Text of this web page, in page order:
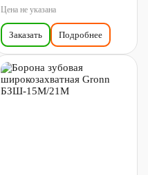
Цена не указана
Заказать Подробнее